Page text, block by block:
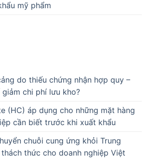
mỹ phẩm
do thiếu chứng nhận hợp quy –
chi phí lưu kho?
(HC) áp dụng cho những mặt hàng
cần biết trước khi xuất khẩu
chuỗi cung ứng khỏi Trung
thức cho doanh nghiệp Việt